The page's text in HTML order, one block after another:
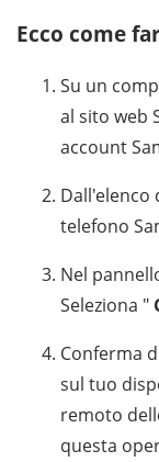
Ecco come
Su un
al sito web
account
Dall'elenco
telefono
Nel
Seleziona "
Conferma
sul tuo
remoto
questa